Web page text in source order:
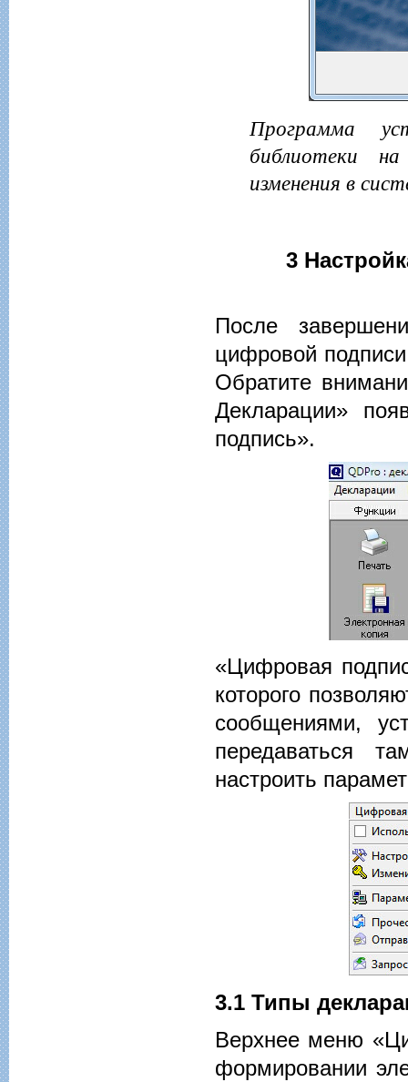
Программа
библиотеки
изменения в
3
После
цифровой
Обратите
Декларации»
подпись».
«Цифровая
которого
сообщениями,
передаваться
настроить
3.1 Типы
Верхнее меню
формировании